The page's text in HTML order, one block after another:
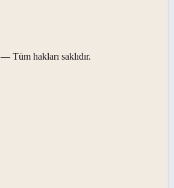
— Tüm hakları saklıdır.